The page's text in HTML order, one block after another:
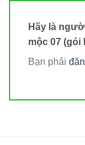
Hãy là
mộc 07 (gói
Bạn phải